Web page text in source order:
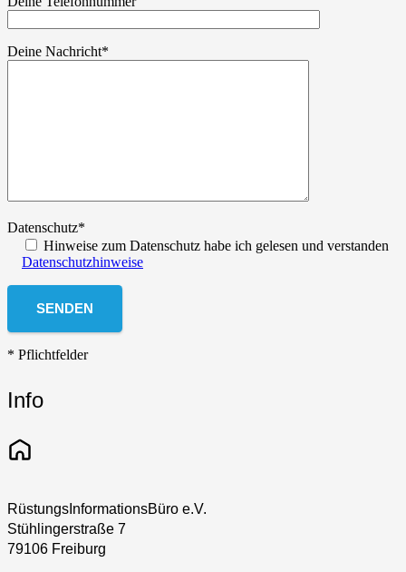
Deine Nachricht*
Datenschutz*
Hinweise zum Datenschutz habe ich gelesen und verstanden
Datenschutzhinweise
* Pflichtfelder
Info
RüstungsInformationsBüro e.V.
Stühlingerstraße 7
79106 Freiburg